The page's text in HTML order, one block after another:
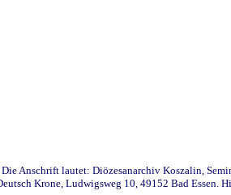
Anschrift lautet: Diözesanarchiv Koszalin,
Krone, Ludwigsweg 10, 49152 Bad Essen.